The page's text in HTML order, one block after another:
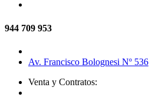
944 709 953
Av. Francisco Bolognesi Nº 536
Venta y Contratos: